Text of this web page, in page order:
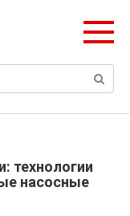
технологии
насосные